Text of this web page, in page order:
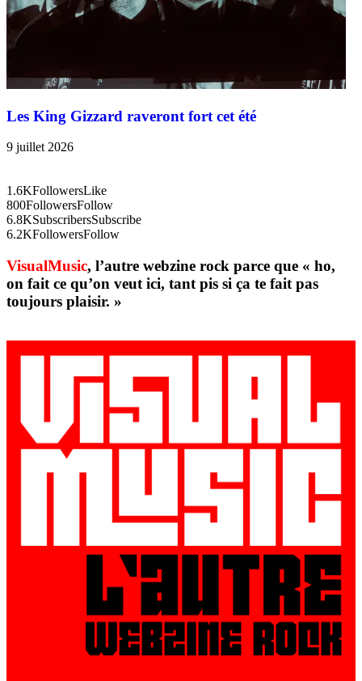
Les King Gizzard raveront fort cet été
9 juillet 2026
1.6KFollowersLike
800FollowersFollow
6.8KSubscribersSubscribe
6.2KFollowersFollow
VisualMusic, l’autre webzine rock parce que « ho,
on fait ce qu’on veut ici, tant pis si ça te fait pas
toujours plaisir. »